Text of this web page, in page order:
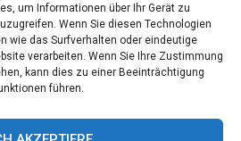
um Informationen über Ihr Gerät zu
Wenn Sie diesen Technologien
wie das Surfverhalten oder eindeutige
verarbeiten. Wenn Sie Ihre Zustimmung
kann dies zu einer Beeinträchtigung
führen.Alle Rechte vorbehalten.
- Videoüberwachung